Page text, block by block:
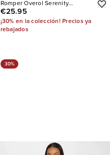
Romper Overol Serenity
Backless Halter
€25.95
¡30% en la colección! Precios ya
rebajados
30%